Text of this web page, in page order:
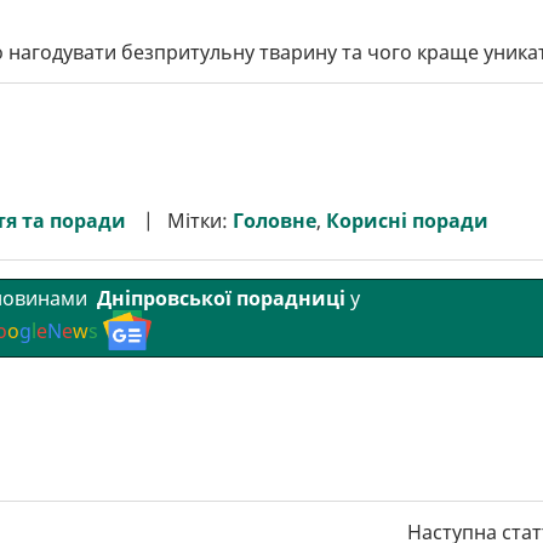
безпритульну тварину та чого краще
та поради Мітки: Головне, Корисні поради
Дніпровської порадниці у
ogleNews
Наступна